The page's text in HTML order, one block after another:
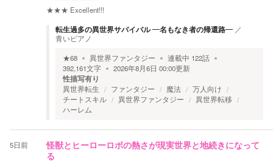
★★★ Excellent!!!
転生過多の異世界サバイバル ―名もなき者の帰還路― ／
青いピアノ
★68 異世界ファンタジー 連載中 122話
392,161文字 2026年8月6日 00:00更新
性描写有り
異世界転生 ファンタジー 魔法
万人向け
チートスキル
異世界ファンタジー
異世界転移
ハーレム
5日前
怪獣とヒーローロボの熱さが現実世界と地続きになって
る